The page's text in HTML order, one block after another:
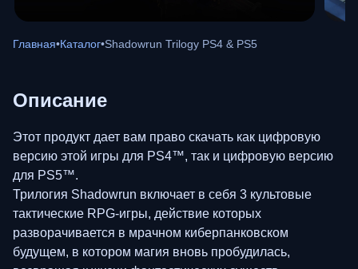
Главная•Каталог•Shadowrun Trilogy PS4 & PS5
Описание
Этот продукт дает вам право скачать как цифровую
версию этой игры для PS4™, так и цифровую версию
для PS5™.
Трилогия Shadowrun включает в себя 3 культовые
тактические RPG-игры, действие которых
разворачивается в мрачном киберпанковском
будущем, в котором магия вновь пробудилась,